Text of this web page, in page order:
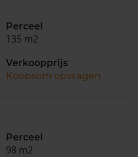
Perceel
135 m2
Verkoopprijs
Koopsom opvragen
Perceel
98 m2